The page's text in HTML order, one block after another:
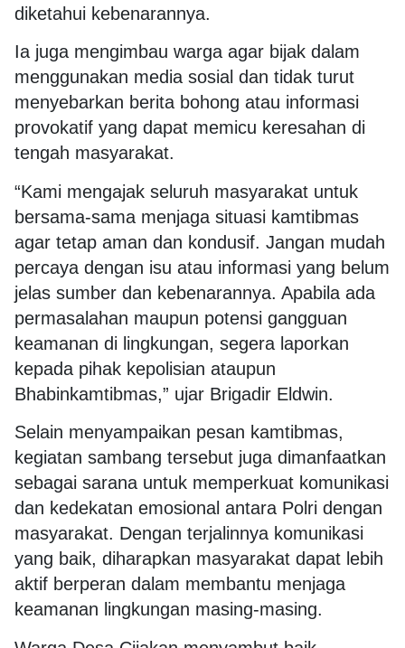
diketahui kebenarannya.
Ia juga mengimbau warga agar bijak dalam
menggunakan media sosial dan tidak turut
menyebarkan berita bohong atau informasi
provokatif yang dapat memicu keresahan di
tengah masyarakat.
“Kami mengajak seluruh masyarakat untuk
bersama-sama menjaga situasi kamtibmas
agar tetap aman dan kondusif. Jangan mudah
percaya dengan isu atau informasi yang belum
jelas sumber dan kebenarannya. Apabila ada
permasalahan maupun potensi gangguan
keamanan di lingkungan, segera laporkan
kepada pihak kepolisian ataupun
Bhabinkamtibmas,” ujar Brigadir Eldwin.
Selain menyampaikan pesan kamtibmas,
kegiatan sambang tersebut juga dimanfaatkan
sebagai sarana untuk memperkuat komunikasi
dan kedekatan emosional antara Polri dengan
masyarakat. Dengan terjalinnya komunikasi
yang baik, diharapkan masyarakat dapat lebih
aktif berperan dalam membantu menjaga
keamanan lingkungan masing-masing.